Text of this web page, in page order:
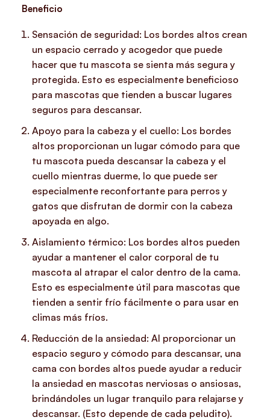
Beneficio
Sensación de seguridad: Los bordes altos crean
un espacio cerrado y acogedor que puede
hacer que tu mascota se sienta más segura y
protegida. Esto es especialmente beneficioso
para mascotas que tienden a buscar lugares
seguros para descansar.
Apoyo para la cabeza y el cuello: Los bordes
altos proporcionan un lugar cómodo para que
tu mascota pueda descansar la cabeza y el
cuello mientras duerme, lo que puede ser
especialmente reconfortante para perros y
gatos que disfrutan de dormir con la cabeza
apoyada en algo.
Aislamiento térmico: Los bordes altos pueden
ayudar a mantener el calor corporal de tu
mascota al atrapar el calor dentro de la cama.
Esto es especialmente útil para mascotas que
tienden a sentir frío fácilmente o para usar en
climas más fríos.
Reducción de la ansiedad: Al proporcionar un
espacio seguro y cómodo para descansar, una
cama con bordes altos puede ayudar a reducir
la ansiedad en mascotas nerviosas o ansiosas,
brindándoles un lugar tranquilo para relajarse y
descansar. (Esto depende de cada peludito).